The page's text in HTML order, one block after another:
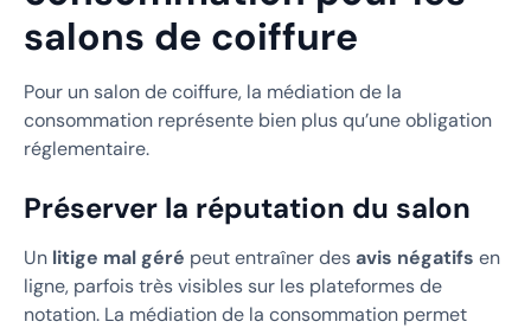
salons de coiffure
Pour un salon de coiffure, la médiation de la
consommation représente bien plus qu’une obligation
réglementaire.
Préserver la réputation du salon
Un litige mal géré peut entraîner des avis négatifs en
ligne, parfois très visibles sur les plateformes de
notation. La médiation de la consommation permet